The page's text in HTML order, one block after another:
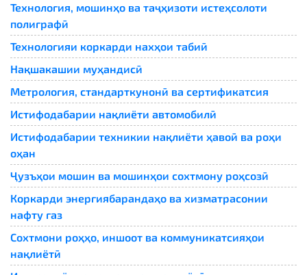
Технология, мошинҳо ва таҷҳизоти истеҳсолоти
полиграфӣ
Технологияи коркарди нахҳои табиӣ
Нақшакашии муҳандисӣ
Метрология, стандарткунонӣ ва сертификатсия
Истифодабарии нақлиёти автомобилӣ
Истифодабарии техникии нақлиёти ҳавоӣ ва роҳи
оҳан
Ҷузъҳои мошин ва мошинҳои сохтмону роҳсозӣ
Коркарди энергиябарандаҳо ва хизматрасонии
нафту газ
Сохтмони роҳҳо, иншоот ва коммуникатсияҳои
нақлиётӣ